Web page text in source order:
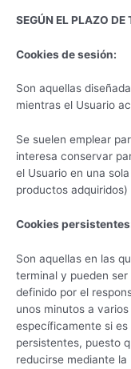
SEGÚN EL PLAZO
Cookies de sesión:
Son aquellas
mientras el Usuario
Se suelen emplear
interesa conservar
el Usuario en una
productos
Cookies
Son aquellas en las
terminal y pueden
definido por el
unos minutos a
específicamente si
persistentes, puesto
reducirse mediante